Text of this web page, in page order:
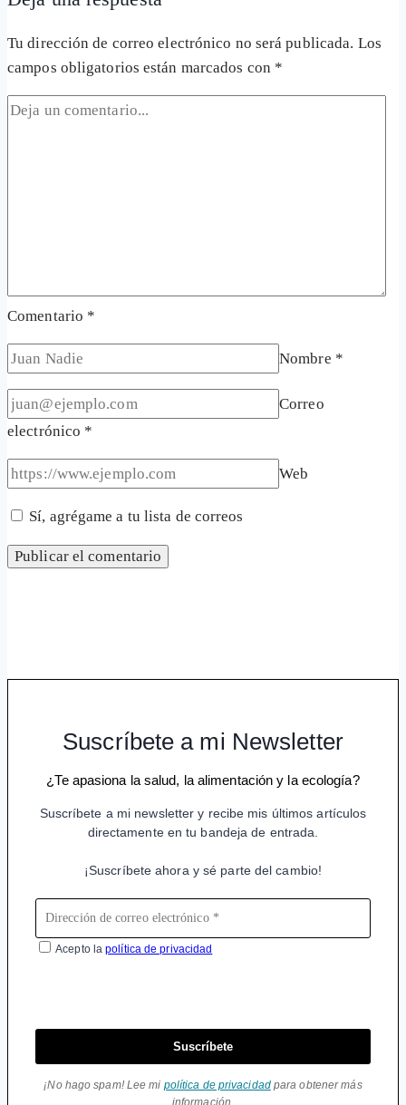
Tu dirección de correo electrónico no será publicada. Los
campos obligatorios están marcados con *
Comentario *
Nombre *
Correo
electrónico *
Web
Sí, agrégame a tu lista de correos
Suscríbete a mi Newsletter
¿Te apasiona la salud, la alimentación y la ecología?
Suscríbete a mi newsletter y recibe mis últimos artículos
directamente en tu bandeja de entrada.
¡Suscríbete ahora y sé parte del cambio!
Acepto lapolítica de privacidad
Suscríbete
¡No hago spam! Lee mi política de privacidadpara obtener más
información.